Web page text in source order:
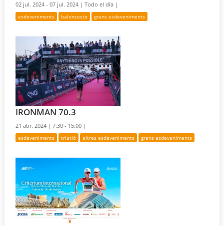
02 jul. 2024 - 07 jul. 2024 |Todo el día |
esdeveniments baloncesto grans esdeveniments
IRONMAN 70.3
21 abr. 2024 |7:30 - 15:00 |
esdeveniments triatló altres esdeveniments grans esdeveniments